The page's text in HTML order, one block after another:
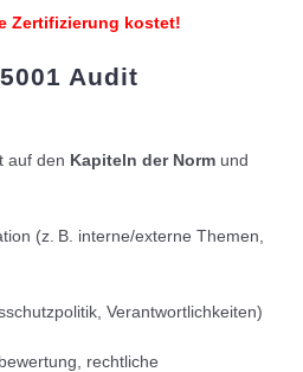
Zertifizierung kostet!
Audit
auf den Kapiteln der Norm und
(z. B. interne/externe Themen,
Verantwortlichkeiten)
rechtliche